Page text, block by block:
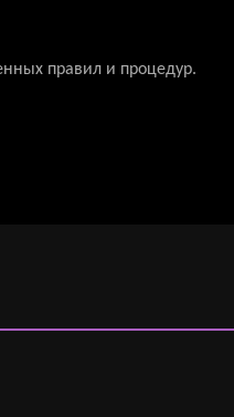
правил и процедур.